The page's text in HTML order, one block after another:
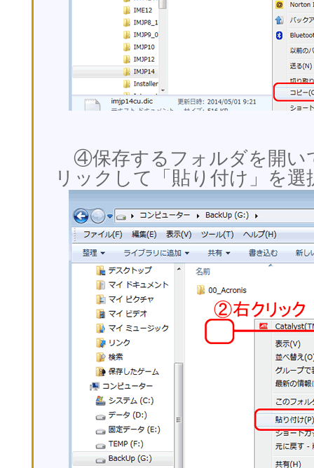
④保存するフォルダを開い
リックして「貼り付け」を選